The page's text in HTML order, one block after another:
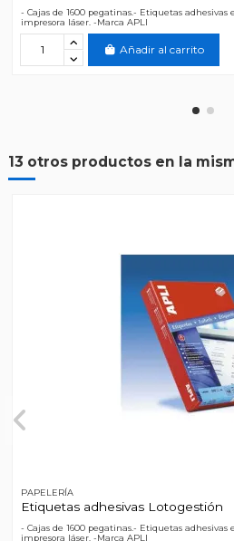
- Cajas de 1600 pegatinas.- Etiquetas
impresora láser. -Marca APLI
Añadir al carrito
13 otros productos en la
PAPELERÍA
Etiquetas adhesivas Lotogestión
- Cajas de 1600 pegatinas.- Etiquetas
impresora láser. -Marca APLI